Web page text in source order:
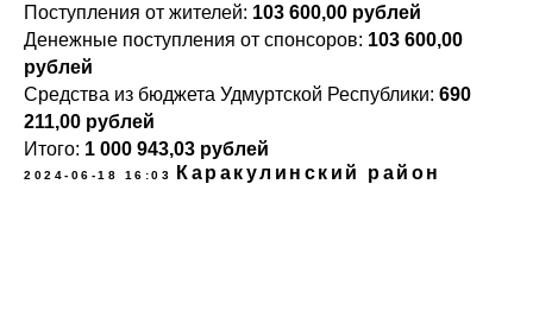
Поступления от жителей: 103 600,00 рублей
Денежные поступления от спонсоров: 103 600,00
рублей
Средства из бюджета Удмуртской Республики: 690
211,00 рублей
Итого: 1 000 943,03 рублей
2024-06-18 16:03 Каракулинский район